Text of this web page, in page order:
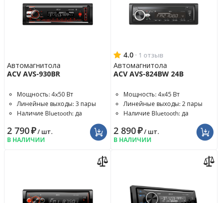
Автомагнитола
ACV AVS-930BR
Мощность: 4x50 Вт
Линейные выходы: 3 пары
Наличие Bluetooth: да
2 790₽/ шт.
В НАЛИЧИИ
4.0 · 1 отзыв
Автомагнитола
ACV AVS-824BW 24В
Мощность: 4x45 Вт
Линейные выходы: 2 пары
Наличие Bluetooth: да
2 890₽/ шт.
В НАЛИЧИИ